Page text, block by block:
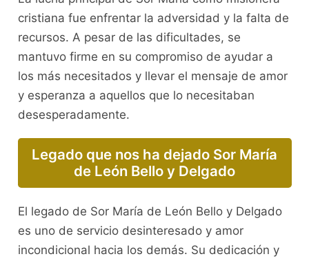
cristiana fue enfrentar la adversidad y la falta de
recursos. A pesar de las dificultades, se
mantuvo firme en su compromiso de ayudar a
los más necesitados y llevar el mensaje de amor
y esperanza a aquellos que lo necesitaban
desesperadamente.
Legado que nos ha dejado Sor María
de León Bello y Delgado
El legado de Sor María de León Bello y Delgado
es uno de servicio desinteresado y amor
incondicional hacia los demás. Su dedicación y